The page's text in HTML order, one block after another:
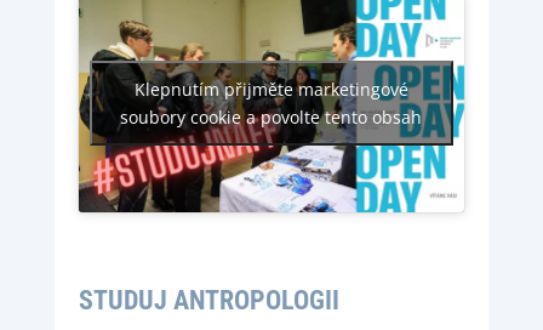
Klepnutím přijměte marketingové
soubory cookie a povolte tento obsah
STUDUJ ANTROPOLOGII